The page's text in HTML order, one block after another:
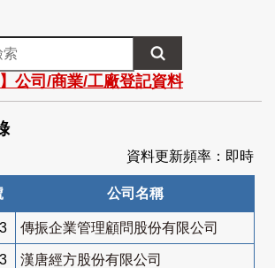
】公司/商業/工廠登記資料
資料更新頻率：即時
公司名稱
傳振企業管理顧問股份有限公司
漢唐經方股份有限公司